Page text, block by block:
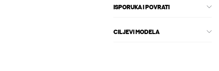
ISPORUKA I POVRATI
CILJEVI MODELA